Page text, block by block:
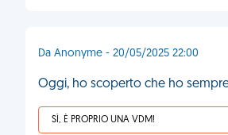
Da Anonyme - 20/05/2025 22:00
Oggi, ho scoperto che ho
SÌ, È PROPRIO UNA VDM!